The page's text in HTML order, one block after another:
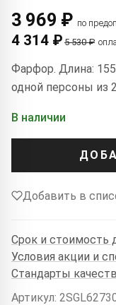
3 969 ₽ по
4 314 ₽ 5 530 ₽
Фарфор. Длина:
одной персоны из
В наличии
Добавить в
Срок и стоимость
Условия акции и
Стандарты
Артикул: